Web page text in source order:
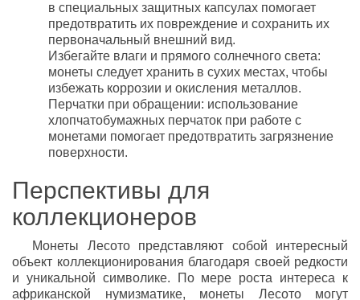
в специальных защитных капсулах помогает
предотвратить их повреждение и сохранить их
первоначальный внешний вид.
Избегайте влаги и прямого солнечного света:
монеты следует хранить в сухих местах, чтобы
избежать коррозии и окисления металлов.
Перчатки при обращении: использование
хлопчатобумажных перчаток при работе с
монетами помогает предотвратить загрязнение
поверхности.
Перспективы для
коллекционеров
Монеты Лесото представляют собой интересный
объект коллекционирования благодаря своей редкости
и уникальной символике. По мере роста интереса к
африканской нумизматике, монеты Лесото могут